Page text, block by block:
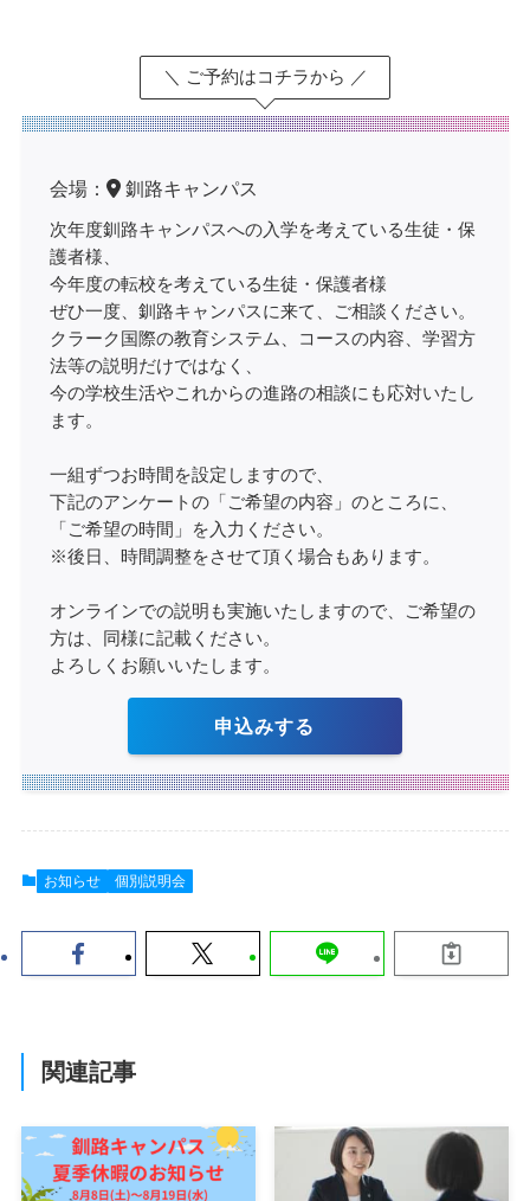
＼ ご予約はコチラから ／
会場： 釧路キャンパス
次年度釧路キャンパスへの入学を考えている生徒・保
護者様、
今年度の転校を考えている生徒・保護者様
ぜひ一度、釧路キャンパスに来て、ご相談ください。
クラーク国際の教育システム、コースの内容、学習方
法等の説明だけではなく、
今の学校生活やこれからの進路の相談にも応対いたし
ます。
一組ずつお時間を設定しますので、
下記のアンケートの「ご希望の内容」のところに、
「ご希望の時間」を入力ください。
※後日、時間調整をさせて頂く場合もあります。
オンラインでの説明も実施いたしますので、ご希望の
方は、同様に記載ください。
よろしくお願いいたします。
申込みする
お知らせ 個別説明会
関連記事